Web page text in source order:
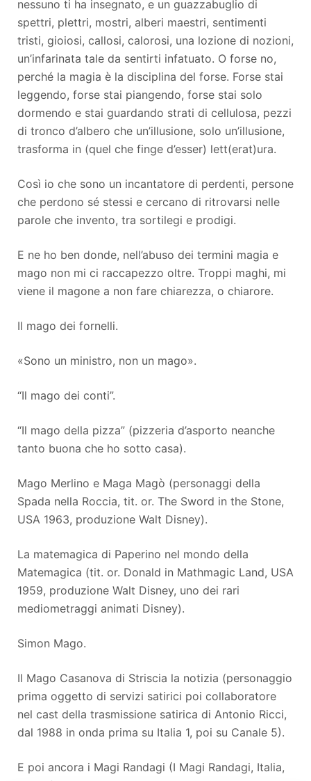
nessuno ti ha insegnato, e un guazzabuglio di
spettri, plettri, mostri, alberi maestri, sentimenti
tristi, gioiosi, callosi, calorosi, una lozione di nozioni,
un’infarinata tale da sentirti infatuato. O forse no,
perché la magia è la disciplina del forse. Forse stai
leggendo, forse stai piangendo, forse stai solo
dormendo e stai guardando strati di cellulosa, pezzi
di tronco d’albero che un’illusione, solo un’illusione,
trasforma in (quel che finge d’esser) lett(erat)ura.
Così io che sono un incantatore di perdenti, persone
che perdono sé stessi e cercano di ritrovarsi nelle
parole che invento, tra sortilegi e prodigi.
E ne ho ben donde, nell’abuso dei termini magia e
mago non mi ci raccapezzo oltre. Troppi maghi, mi
viene il magone a non fare chiarezza, o chiarore.
Il mago dei fornelli.
«Sono un ministro, non un mago».
“Il mago dei conti”.
“Il mago della pizza” (pizzeria d’asporto neanche
tanto buona che ho sotto casa).
Mago Merlino e Maga Magò (personaggi della
Spada nella Roccia, tit. or. The Sword in the Stone,
USA 1963, produzione Walt Disney).
La matemagica di Paperino nel mondo della
Matemagica (tit. or. Donald in Mathmagic Land, USA
1959, produzione Walt Disney, uno dei rari
mediometraggi animati Disney).
Simon Mago.
Il Mago Casanova di Striscia la notizia (personaggio
prima oggetto di servizi satirici poi collaboratore
nel cast della trasmissione satirica di Antonio Ricci,
dal 1988 in onda prima su Italia 1, poi su Canale 5).
E poi ancora i Magi Randagi (I Magi Randagi, Italia,